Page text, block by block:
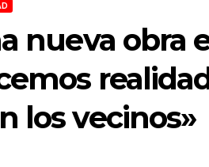
nueva obra
los vecinos»